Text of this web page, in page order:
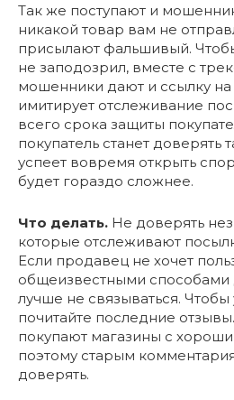
Так же поступают и
никакой товар вам не
присылают фальшивый.
не заподозрил, вместе с
мошенники дают и ссылку на
имитирует отслеживание
всего срока защиты
покупатель станет доверять
успеет вовремя открыть
будет гораздо сложнее.
Что делать. Не доверять
которые отслеживают
Если продавец не хочет
общеизвестными способами
лучше не связываться. Чтобы
почитайте последние
покупают магазины с
поэтому старым
доверять.